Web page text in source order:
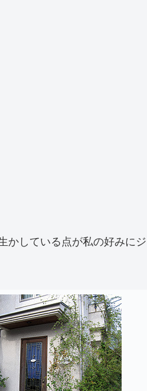
かしている点が私の好みにジ